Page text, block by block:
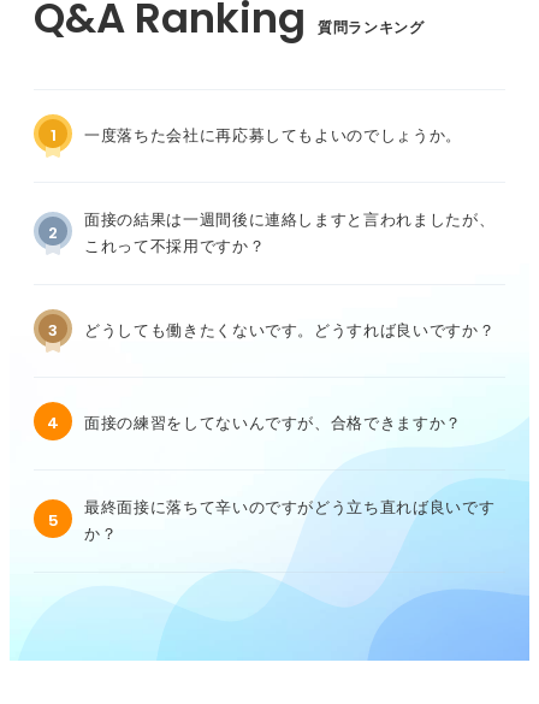
質問ランキング
1 一度落ちた会社に再応募してもよいのでしょうか。
2
面接の結果は一週間後に連絡しますと言われましたが、
これって不採用ですか？
3 どうしても働きたくないです。どうすれば良いですか？
4 面接の練習をしてないんですが、合格できますか？
5
最終面接に落ちて辛いのですがどう立ち直れば良いです
か？